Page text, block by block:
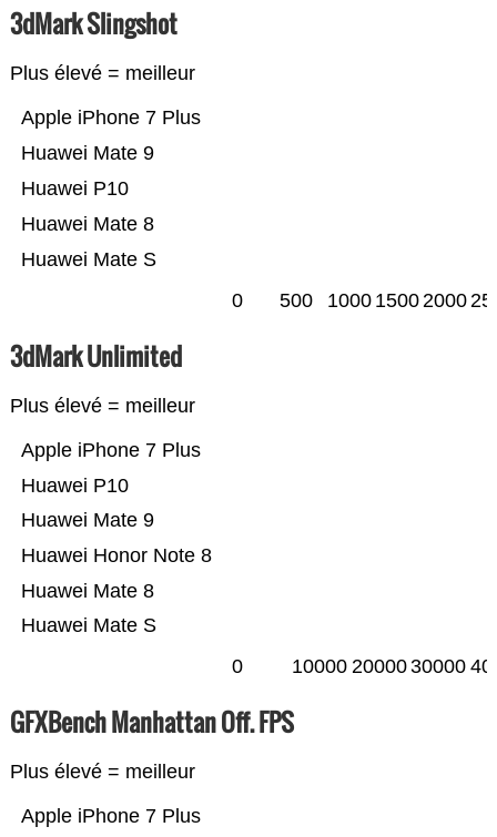
3dMark Slingshot
Plus élevé = meilleur
Huawei Mate S
Huawei Mate 8
Huawei P10
Huawei Mate 9
Apple iPhone 7 Plus
0 500 1000 15002000
3dMark Unlimited
Plus élevé = meilleur
Huawei Mate S
Huawei Mate 8
Huawei Honor Note 8
Huawei Mate 9
Huawei P10
Apple iPhone 7 Plus
0 10000 2000030000
GFXBench Manhattan Off. FPS
Plus élevé = meilleur
Apple iPhone 7 Plus